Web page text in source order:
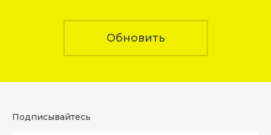
Обновить
Подписывайтесь